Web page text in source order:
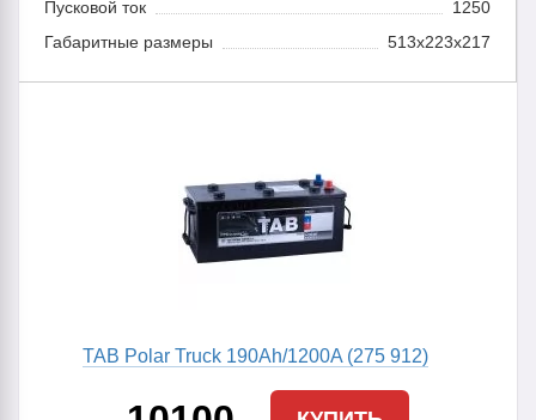
Пусковой ток
1250
Габаритные размеры
513x223x217
TAB Polar Truck 190Ah/1200A (275 912)